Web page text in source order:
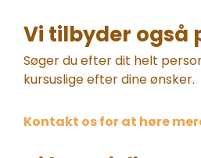
Vi tilbyder også
Søger du efter dit helt
kursuslige efter dine ønsker.
Kontakt os for at høre